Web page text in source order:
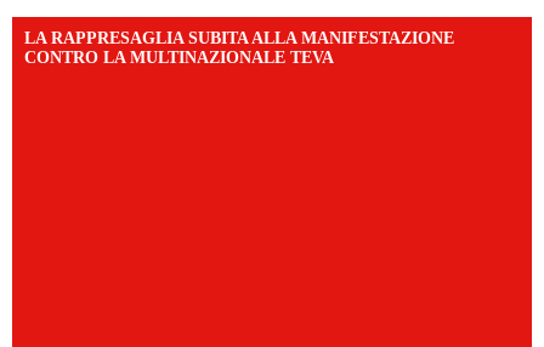
LA RAPPRESAGLIA SUBITA ALLA MANIFESTAZIONE
CONTRO LA MULTINAZIONALE TEVA